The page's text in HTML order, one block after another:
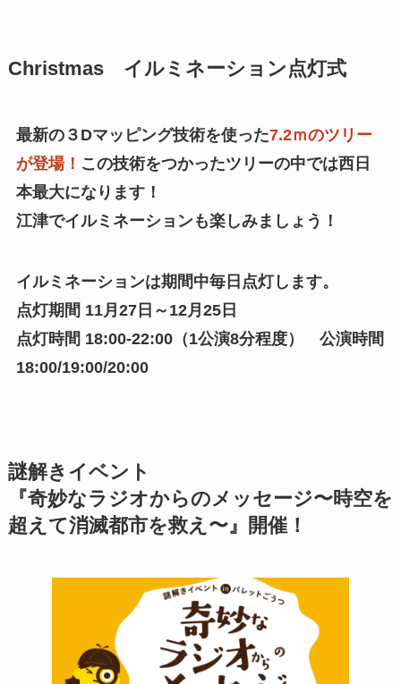
Christmas イルミネーション点灯式
最新の３Dマッピング技術を使った7.2ｍのツリー
が登場！ この技術をつかったツリーの中では西日
本最大になります！
江津でイルミネーションも楽しみましょう！
イルミネーションは期間中毎日点灯します。
点灯期間 11月27日～12月25日
点灯時間 18:00-22:00（1公演8分程度） 公演時間
18:00/19:00/20:00
謎解きイベント
『奇妙なラジオからのメッセージ〜時空を
超えて消滅都市を救え〜』開催！